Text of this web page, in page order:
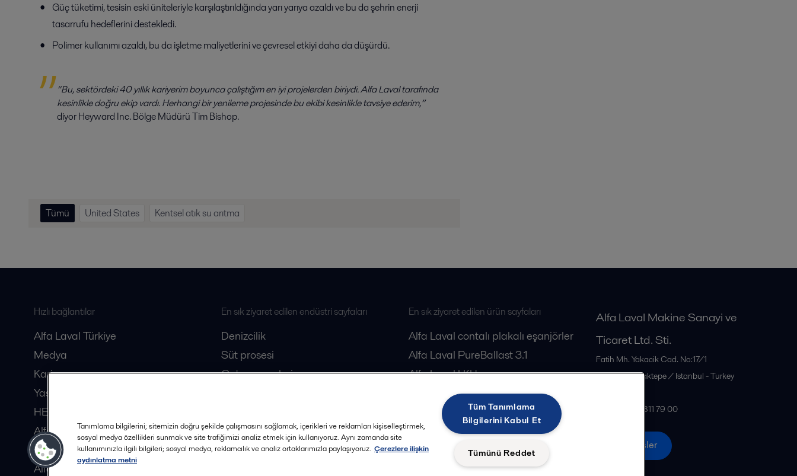
Güç tüketimi, tesisin eski üniteleriyle karşılaştırıldığında yarı yarıya azaldı ve bu da şehrin enerji
tasarrufu hedeflerini destekledi.
Polimer kullanımı azaldı, bu da işletme maliyetlerini ve çevresel etkiyi daha da düşürdü.
“Bu, sektördeki 40 yıllık kariyerim boyunca çalıştığım en iyi projelerden biriydi. Alfa Laval tarafında
kesinlikle doğru ekip vardı. Herhangi bir yenileme projesinde bu ekibi kesinlikle tavsiye ederim,”
diyor Heyward Inc. Bölge Müdürü Tim Bishop.
Tümü United States Kentsel atık su arıtma
Hızlı bağlantılar
Alfa Laval Türkiye
Medya
Kariyer
Yasal
HERE Dergisi
Alfa Laval Distribütörleri
Güvenlik Veri Sayfaları
Alfa Laval İş Ortağı Olun
En sık ziyaret edilen endüstri sayfaları
Denizcilik
Süt prosesi
Gıda prosesleri
En sık ziyaret edilen ürün sayfaları
Alfa Laval contalı plakalı eşanjörler
Alfa Laval PureBallast 3.1
Alfa Laval LKH pompa
Alfa Laval dekantörler
Alfa Laval separatörler
Alfa Laval Makine Sanayi ve
Ticaret Ltd. Sti.
Fatih Mh. Yakacik Cad. No:17/1
34885Sancaktepe / Istanbul - Turkey
Tel: +90 216 311 79 00
Tüm ofisler
Tanımlama bilgilerini; sitemizin doğru şekilde çalışmasını sağlamak, içerikleri ve reklamları kişiselleştirmek,
sosyal medya özellikleri sunmak ve site trafiğimizi analiz etmek için kullanıyoruz. Aynı zamanda site
kullanımınızla ilgili bilgileri; sosyal medya, reklamcılık ve analiz ortaklarımızla paylaşıyoruz. Çerezlere ilişkin
aydınlatma metni
Tüm Tanımlama
Bilgilerini Kabul Et
Tümünü Reddet